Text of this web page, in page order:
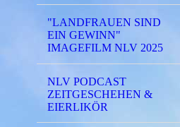
"LANDFRAUEN SIND
EIN GEWINN"
IMAGEFILM NLV 2025
NLV PODCAST
ZEITGESCHEHEN &
EIERLIKÖR